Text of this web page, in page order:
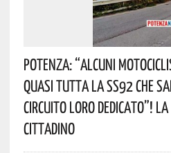
Potenza: “alcuni
Quasi Tutta La SS92 Che
Circuito Loro Dedicato”! La
Cittadino